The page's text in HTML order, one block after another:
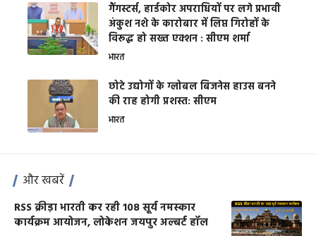
गैंगस्टर्स, हार्डकोर अपराधियों पर लगे प्रभावी
अंकुश नशे के कारोबार में लिप्त गिरोहों के
विरूद्ध हो सख्त एक्शन : सीएम शर्मा
भारत
छोटे उद्योगों के ग्लोबल बिजनेस हाउस बनने
की राह होगी प्रशस्त: सीएम
भारत
और खबरें
RSS क्रीड़ा भारती कर रही 108 सूर्य नमस्कार
कार्यक्रम आयोजन, लोकेशन जयपुर अल्बर्ट हॉल